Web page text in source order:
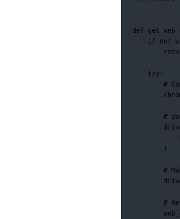
def
if
not
try:
#
#
)
#
#